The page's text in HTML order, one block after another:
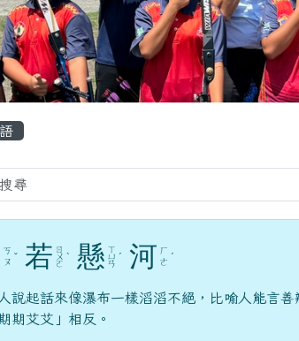
域
ㄎ
ㄡ ˇ 若 ㄖ
ㄨ
ㄛ
ˋ 懸 ㄒ
ㄩ
ㄢ
ˊ 河 ㄏ
ㄜ ˊ
說起話來像瀑布一樣滔滔不絕，比喻人能言
期艾艾」相反。